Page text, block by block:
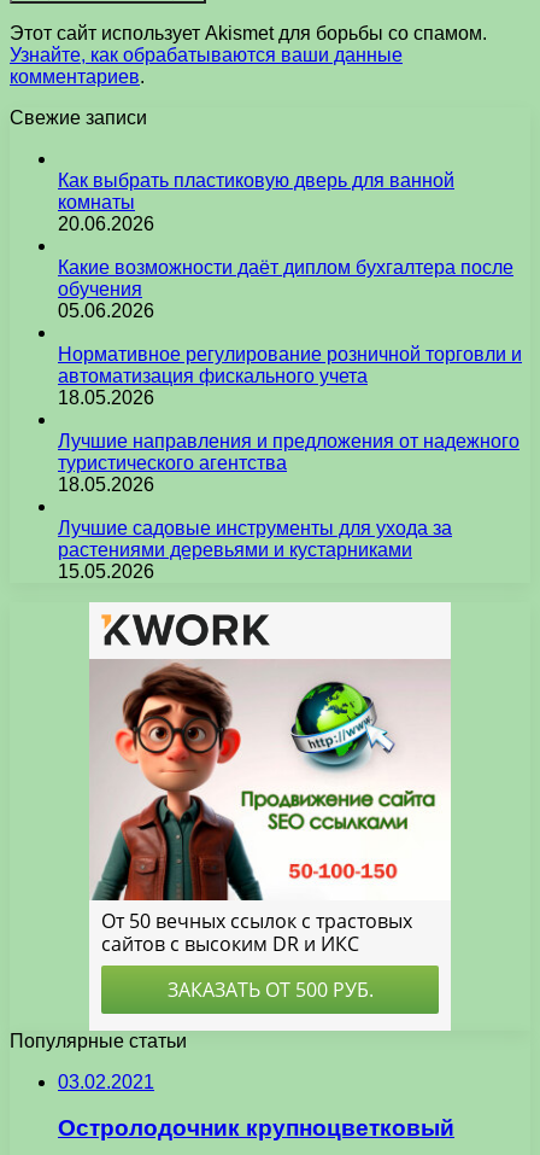
Этот сайт использует Akismet для борьбы со спамом.
Узнайте, как обрабатываются ваши данные
комментариев.
Свежие записи
Как выбрать пластиковую дверь для ванной
комнаты
20.06.2026
Какие возможности даёт диплом бухгалтера после
обучения
05.06.2026
Нормативное регулирование розничной торговли и
автоматизация фискального учета
18.05.2026
Лучшие направления и предложения от надежного
туристического агентства
18.05.2026
Лучшие садовые инструменты для ухода за
растениями деревьями и кустарниками
15.05.2026
Популярные статьи
03.02.2021
Остролодочник крупноцветковый